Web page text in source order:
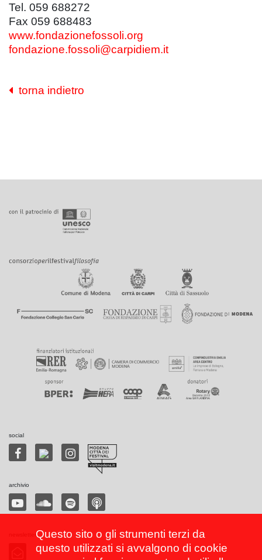
Tel. 059 688272
Fax 059 688483
www.fondazionefossoli.org
fondazione.fossoli@carpidiem.it
torna indietro
social
archivio
Questo sito o gli strumenti terzi da
questo utilizzati si avvalgono di cookie